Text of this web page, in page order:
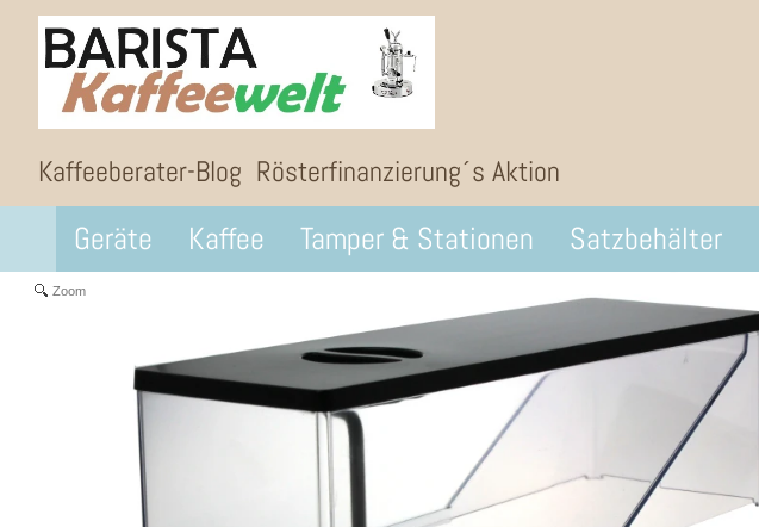
Kaffeeberater-Blog Rösterfinanzierung´s Aktion
Geräte Kaffee Tamper & Stationen Satzbehälter
Zoom